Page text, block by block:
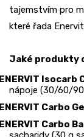
tajemstvím pro
které řada
Jaké produkty
Isocarb
nápoje (30/60/
Carbo
Carbo